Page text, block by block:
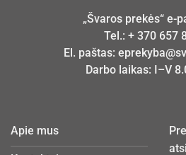
„Švaros prekės“ e-
Tel.: + 370 657
El. paštas:
Darbo laikas: I–V
Apie mus